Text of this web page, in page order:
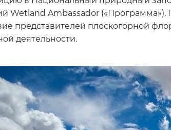
Wetland Ambassador («Программа»).
представителей плоскогорной
деятельности.